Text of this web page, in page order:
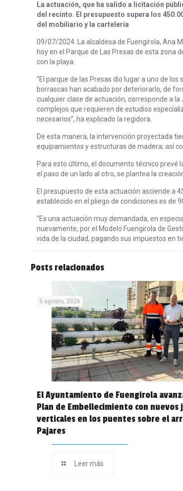
La actuación, que ha salido a licitación
del recinto. El presupuesto supera los
del mobiliario y la cartelería
09/07/2024. La alcaldesa de Fuengirola, Ana
hoy en el Parque de Las Presas de esta zona
con la playa.
“El parque de las Presas dio lugar a uno de
borrascas han acabado por deteriorarlo, de
cualquier clase de actuación, corresponde a
complejos que requieren de estudios
necesarios”, ha explicado la regidora.
De esta manera, la intervención proyectada
equipamientos y estructuras de madera; así
Para esto último, el documento técnico prevé
el paso de un lado al otro, se plantea la
El presupuesto de esta actuación asciende a
establecido en el pliego de condiciones es de
“Es una actuación muy demandada, en
nuevamente, por el Modelo Fuengirola de
vida de la ciudad, pagando sus impuestos en
Posts relacionados
5 agosto, 2026
El Ayuntamiento de Fuengirola
Plan de Embellecimiento con nuevos
verticales en los puentes sobre el
Pajares
Leer más